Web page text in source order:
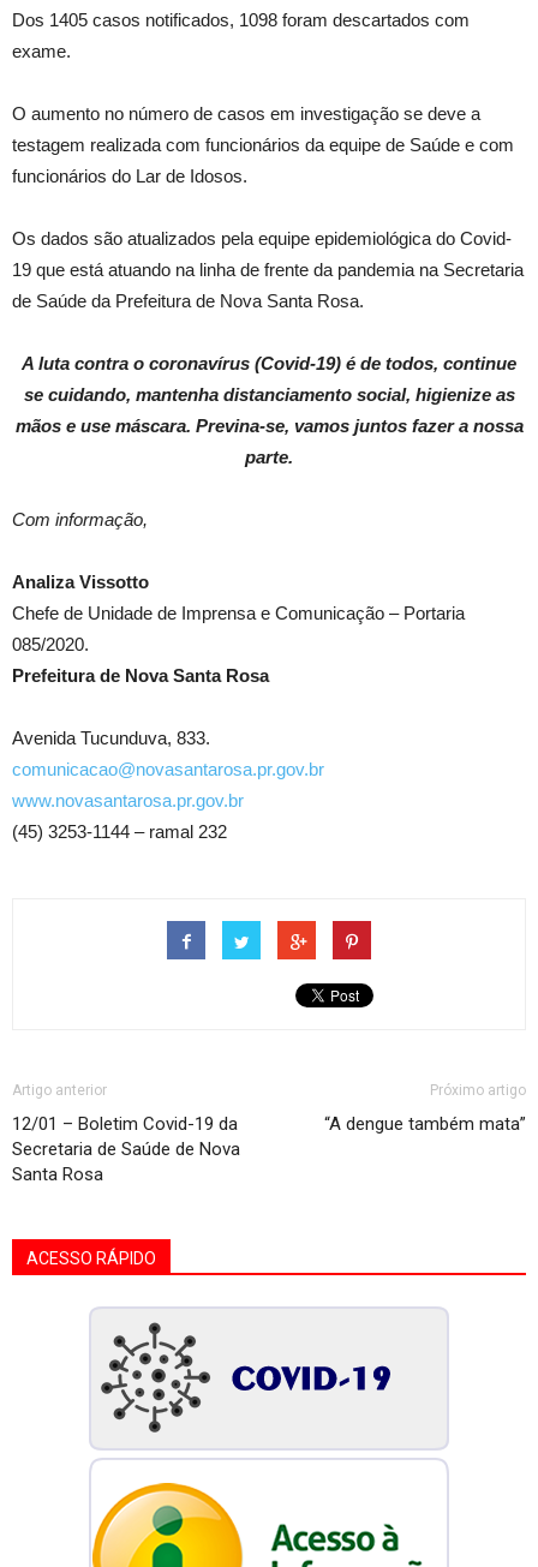
Dos 1405 casos notificados, 1098 foram descartados com
exame.
O aumento no número de casos em investigação se deve a
testagem realizada com funcionários da equipe de Saúde e com
funcionários do Lar de Idosos.
Os dados são atualizados pela equipe epidemiológica do Covid-
19 que está atuando na linha de frente da pandemia na Secretaria
de Saúde da Prefeitura de Nova Santa Rosa.
A luta contra o coronavírus (Covid-19) é de todos, continue
se cuidando, mantenha distanciamento social, higienize as
mãos e use máscara. Previna-se, vamos juntos fazer a nossa
parte.
Com informação,
Analiza Vissotto
Chefe de Unidade de Imprensa e Comunicação – Portaria
085/2020.
Prefeitura de Nova Santa Rosa
Avenida Tucunduva, 833.
comunicacao@novasantarosa.pr.gov.br
www.novasantarosa.pr.gov.br
(45) 3253-1144 – ramal 232
Artigo anterior
12/01 – Boletim Covid-19 da
Secretaria de Saúde de Nova
Santa Rosa
Próximo artigo
“A dengue também mata”
ACESSO RÁPIDO